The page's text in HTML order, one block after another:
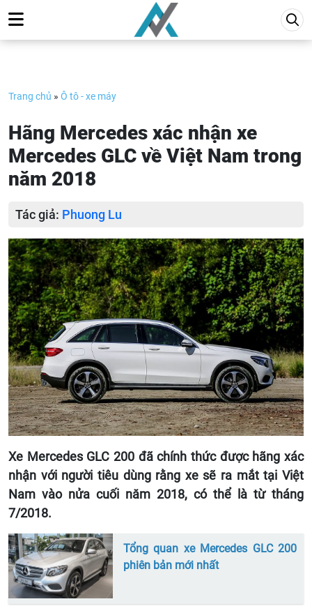
to
content
Trang chủ » Ô tô - xe máy
Hãng Mercedes xác nhận xe
Mercedes GLC về Việt Nam trong
năm 2018
Tác giả: Phuong Lu
Xe Mercedes GLC 200 đã chính thức được hãng xác
nhận với người tiêu dùng rằng xe sẽ ra mắt tại Việt
Nam vào nửa cuối năm 2018, có thể là từ tháng
7/2018.
Tổng quan xe Mercedes GLC 200
phiên bản mới nhất